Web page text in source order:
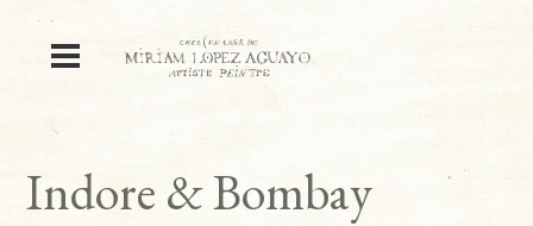
Indore & Bombay